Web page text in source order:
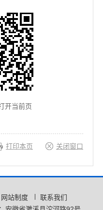
开当前页
打印本页 关闭窗口
网站制度
联系我们